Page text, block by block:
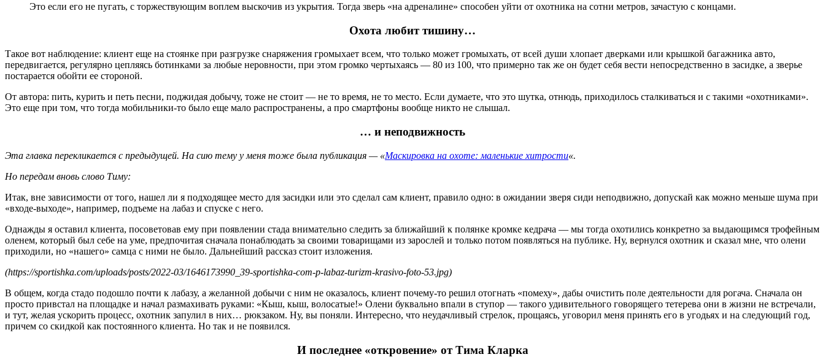
Это если его не пугать, с торжествующим воплем выскочив из укрытия. Тогда зверь «на адреналине» способен уйти от охотника на сотни метров, зачастую с концами.
Охота любит тишину…
Такое вот наблюдение: клиент еще на стоянке при разгрузке снаряжения громыхает всем, что только может громыхать, от всей души хлопает дверками или крышкой багажника авто,
передвигается, регулярно цепляясь ботинками за любые неровности, при этом громко чертыхаясь — 80 из 100, что примерно так же он будет себя вести непосредственно в засидке, а зверье
постарается обойти ее стороной.
От автора: пить, курить и петь песни, поджидая добычу, тоже не стоит — не то время, не то место. Если думаете, что это шутка, отнюдь, приходилось сталкиваться и с такими «охотниками».
Это еще при том, что тогда мобильники-то было еще мало распространены, а про смартфоны вообще никто не слышал.
… и неподвижность
Эта главка перекликается с предыдущей. На сию тему у меня тоже была публикация — «Маскировка на охоте: маленькие хитрости«.
Но передам вновь слово Тиму:
Итак, вне зависимости от того, нашел ли я подходящее место для засидки или это сделал сам клиент, правило одно: в ожидании зверя сиди неподвижно, допускай как можно меньше шума при
«входе-выходе», например, подъеме на лабаз и спуске с него.
Однажды я оставил клиента, посоветовав ему при появлении стада внимательно следить за ближайший к полянке кромке кедрача — мы тогда охотились конкретно за выдающимся трофейным
оленем, который был себе на уме, предпочитая сначала понаблюдать за своими товарищами из зарослей и только потом появляться на публике. Ну, вернулся охотник и сказал мне, что олени
приходили, но «нашего» самца с ними не было. Дальнейший рассказ стоит изложения.
(https://sportishka.com/uploads/posts/2022-03/1646173990_39-sportishka-com-p-labaz-turizm-krasivo-foto-53.jpg)
В общем, когда стадо подошло почти к лабазу, а желанной добычи с ним не оказалось, клиент почему-то решил отогнать «помеху», дабы очистить поле деятельности для рогача. Сначала он
просто привстал на площадке и начал размахивать руками: «Кыш, кыш, волосатые!» Олени буквально впали в ступор — такого удивительного говорящего тетерева они в жизни не встречали,
и тут, желая ускорить процесс, охотник запулил в них… рюкзаком. Ну, вы поняли. Интересно, что неудачливый стрелок, прощаясь, уговорил меня принять его в угодьях и на следующий год,
причем со скидкой как постоянного клиента. Но так и не появился.
И последнее «откровение» от Тима Кларка